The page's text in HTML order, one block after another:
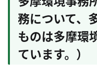
務について、
ものは多摩環
ています。）